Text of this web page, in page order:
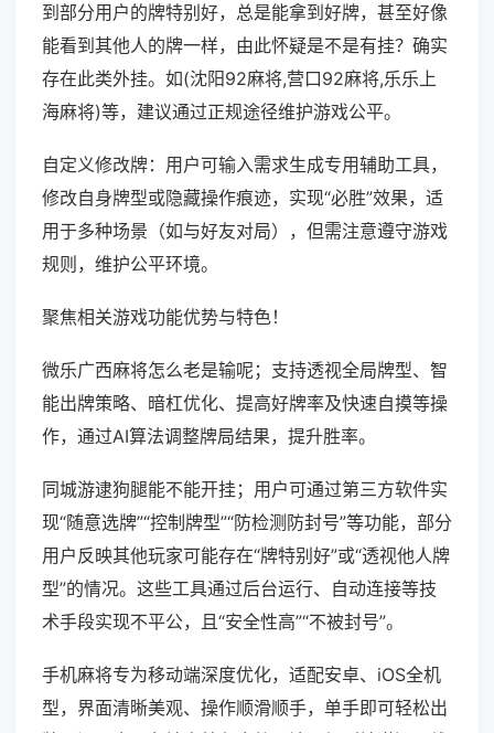
到部分用户的牌特别好，总是能拿到好牌，甚至好像
能看到其他人的牌一样，由此怀疑是不是有挂？确实
存在此类外挂。如(沈阳92麻将,营口92麻将,乐乐上
海麻将)等，建议通过正规途径维护游戏公平。
自定义修改牌：用户可输入需求生成专用辅助工具，
修改自身牌型或隐藏操作痕迹，实现“必胜”效果，适
用于多种场景（如与好友对局），但需注意遵守游戏
规则，维护公平环境。
聚焦相关游戏功能优势与特色！
微乐广西麻将怎么老是输呢；支持透视全局牌型、智
能出牌策略、暗杠优化、提高好牌率及快速自摸等操
作，通过AI算法调整牌局结果，提升胜率。
同城游逮狗腿能不能开挂；用户可通过第三方软件实
现“随意选牌”“控制牌型”“防检测防封号”等功能，部分
用户反映其他玩家可能存在“牌特别好”或“透视他人牌
型”的情况。这些工具通过后台运行、自动连接等技
术手段实现不平公，且“安全性高”“不被封号”。
手机麻将专为移动端深度优化，适配安卓、iOS全机
型，界面清晰美观、操作顺滑顺手，单手即可轻松出